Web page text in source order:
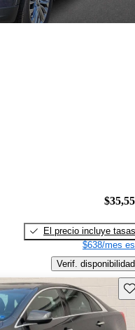
El precio incluye tasas
$638/mes
Verif. disponibilidad